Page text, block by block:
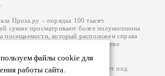
файлы cookie для
работы сайта.
Проза.ру – порядка 100 тысяч
сумме просматривают более полумиллиона
посещаемости, который расположен справа
указано по две цифры: количество
2000-2026. Портал работает под